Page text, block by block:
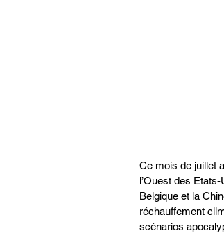
Ce mois de juillet
l’Ouest des
Belgique et la
réchauffement
scénarios